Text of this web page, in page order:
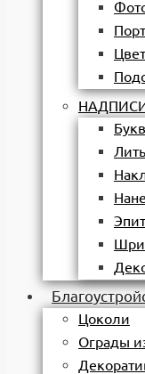
Цоколи
Ограды